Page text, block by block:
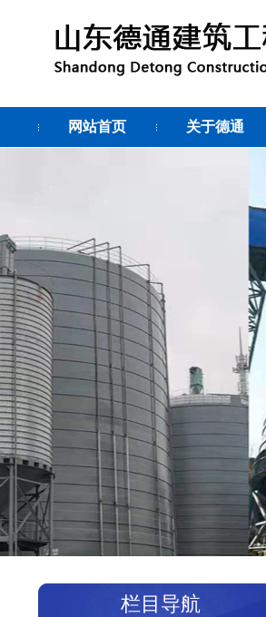
网站首页 关于德通
栏目导航